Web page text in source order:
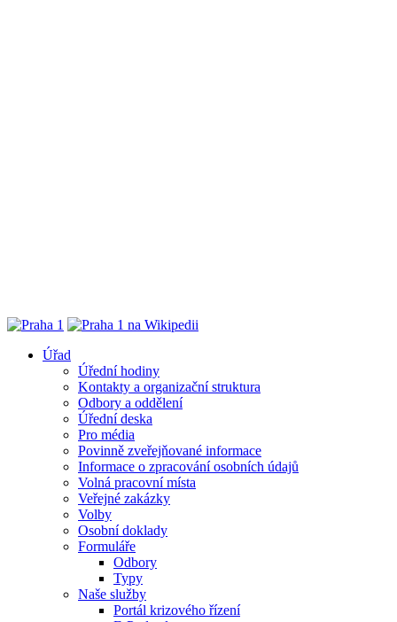
Úřad
Úřední hodiny
Kontakty a organizační struktura
Odbory a oddělení
Úřední deska
Pro média
Povinně zveřejňované informace
Informace o zpracování osobních údajů
Volná pracovní místa
Veřejné zakázky
Volby
Osobní doklady
Formuláře
Odbory
Typy
Naše služby
Portál krizového řízení